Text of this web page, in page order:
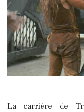
La carrière de